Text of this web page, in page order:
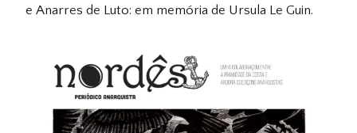
e Anarres de Luto: em memória de Ursula Le Guin.